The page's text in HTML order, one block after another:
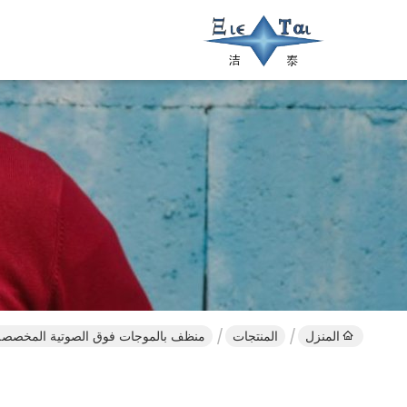
المنزل المنتجات منظف ​​بالموجات فوق الصوتية